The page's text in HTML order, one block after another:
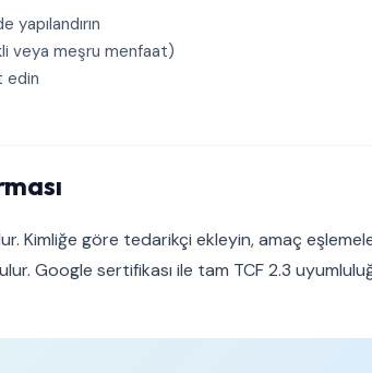
veya meşru menfaat)
edin
Kimliğe göre tedarikçi ekleyin, amaç
Google sertifikası ile tam TCF 2.3